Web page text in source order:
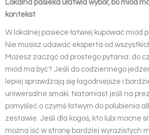
Lokalna pasieka ułatwia wybór, bo miód
kontekst
W lokalnej pasiece łatwiej kupować miód
Nie musisz udawać eksperta od
Możesz zacząć od prostego pytania: do
miód ma być? Jeśli do codziennego
lepiej sprawdzają się łagodniejsze i
uniwersalne smaki. Natomiast jeśli na
pomyśleć o czymś łatwym do polubienia
zestawie. Jeśli dla kogoś, kto lubi mocne
można iść w stronę bardziej wyrazistych